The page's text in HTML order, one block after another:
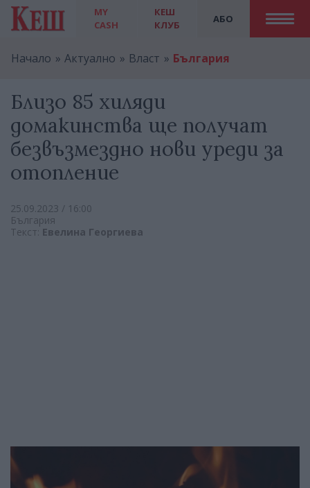
MY
CASH
АБО
КЕШ
КЛУБ
Начало Актуално Власт България
Близо 85 хиляди
домакинства ще получат
безвъзмездно нови уреди за
отопление
25.09.2023 / 16:00
България
Текст: Евелина Георгиева